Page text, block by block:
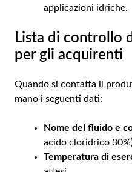
applicazioni idriche.
Lista di controllo
per gli acquirenti
Quando si contatta il
mano i seguenti dati:
Nome del fluido e
acido cloridrico
Temperatura di